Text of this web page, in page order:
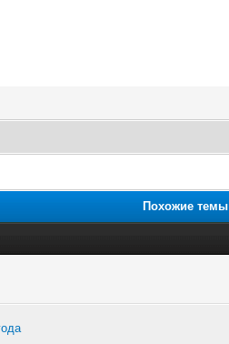
Похожие темы